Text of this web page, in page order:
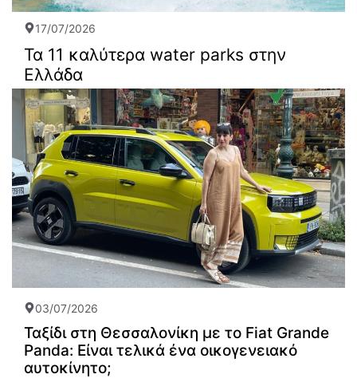
17/07/2026
Τα 11 καλύτερα water parks στην
Ελλάδα
03/07/2026
Ταξίδι στη Θεσσαλονίκη με το Fiat Grande
Panda: Είναι τελικά ένα οικογενειακό
αυτοκίνητο;